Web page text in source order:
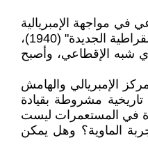
في مواجهة الإمبريالية
والاستعمار والرجعية. يمثل مفهوم "الديمقراطية الجديدة" الذي طوره ماو تسي تونغ في أواخر الثلاثينيات وبداية الأربعينيات، خاصة في نصه الشهير "حول الديمقراطية الجديدة" (1940)،
شبه الإقطاعي، وأصبح
الإمبريالي والهامش
تاريخية مشروطة بقيادة
في المستعمرات ليست
الماوية؟ وهل يمكن